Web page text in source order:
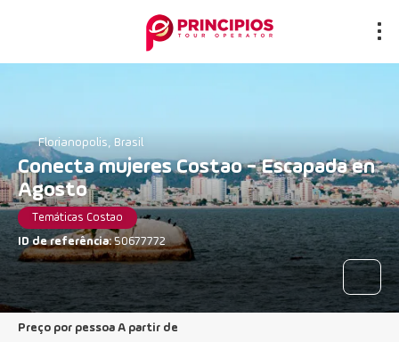
Florianopolis, Brasil
Conecta mujeres Costao - Escapada en
Agosto
Temáticas Costao
ID de referência:50677772
preço por pessoa A partir de